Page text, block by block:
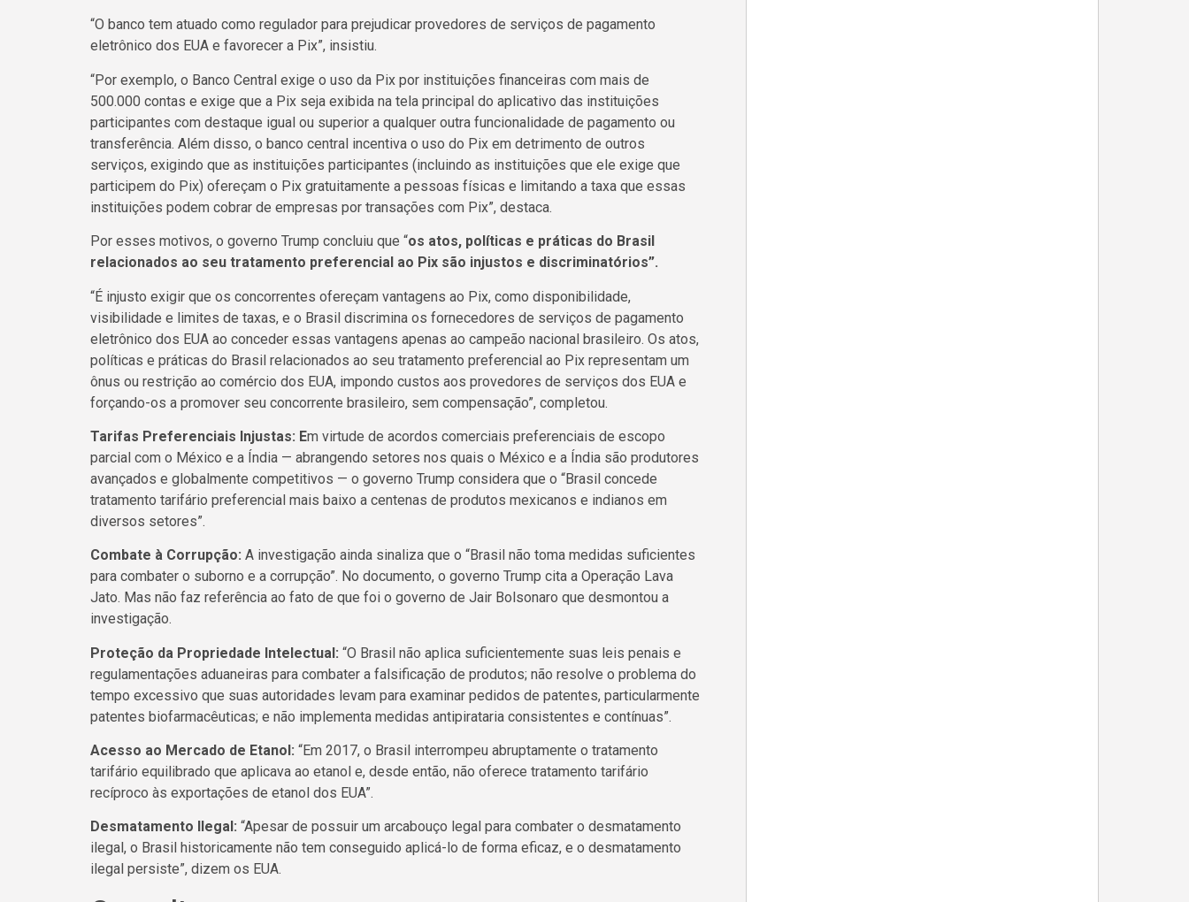
“O banco tem atuado como regulador para prejudicar provedores de serviços de pagamento
eletrônico dos EUA e favorecer a Pix”, insistiu.
“Por exemplo, o Banco Central exige o uso da Pix por instituições financeiras com mais de
500.000 contas e exige que a Pix seja exibida na tela principal do aplicativo das instituições
participantes com destaque igual ou superior a qualquer outra funcionalidade de pagamento ou
transferência. Além disso, o banco central incentiva o uso do Pix em detrimento de outros
serviços, exigindo que as instituições participantes (incluindo as instituições que ele exige que
participem do Pix) ofereçam o Pix gratuitamente a pessoas físicas e limitando a taxa que essas
instituições podem cobrar de empresas por transações com Pix”, destaca.
Por esses motivos, o governo Trump concluiu que “os atos, políticas e práticas do Brasil
relacionados ao seu tratamento preferencial ao Pix são injustos e discriminatórios”.
“É injusto exigir que os concorrentes ofereçam vantagens ao Pix, como disponibilidade,
visibilidade e limites de taxas, e o Brasil discrimina os fornecedores de serviços de pagamento
eletrônico dos EUA ao conceder essas vantagens apenas ao campeão nacional brasileiro. Os atos,
políticas e práticas do Brasil relacionados ao seu tratamento preferencial ao Pix representam um
ônus ou restrição ao comércio dos EUA, impondo custos aos provedores de serviços dos EUA e
forçando-os a promover seu concorrente brasileiro, sem compensação”, completou.
Tarifas Preferenciais Injustas: Em virtude de acordos comerciais preferenciais de escopo
parcial com o México e a Índia — abrangendo setores nos quais o México e a Índia são produtores
avançados e globalmente competitivos — o governo Trump considera que o “Brasil concede
tratamento tarifário preferencial mais baixo a centenas de produtos mexicanos e indianos em
diversos setores”.
Combate à Corrupção: A investigação ainda sinaliza que o “Brasil não toma medidas suficientes
para combater o suborno e a corrupção”. No documento, o governo Trump cita a Operação Lava
Jato. Mas não faz referência ao fato de que foi o governo de Jair Bolsonaro que desmontou a
investigação.
Proteção da Propriedade Intelectual: “O Brasil não aplica suficientemente suas leis penais e
regulamentações aduaneiras para combater a falsificação de produtos; não resolve o problema do
tempo excessivo que suas autoridades levam para examinar pedidos de patentes, particularmente
patentes biofarmacêuticas; e não implementa medidas antipirataria consistentes e contínuas”.
Acesso ao Mercado de Etanol: “Em 2017, o Brasil interrompeu abruptamente o tratamento
tarifário equilibrado que aplicava ao etanol e, desde então, não oferece tratamento tarifário
recíproco às exportações de etanol dos EUA”.
Desmatamento Ilegal: “Apesar de possuir um arcabouço legal para combater o desmatamento
ilegal, o Brasil historicamente não tem conseguido aplicá-lo de forma eficaz, e o desmatamento
ilegal persiste”, dizem os EUA.